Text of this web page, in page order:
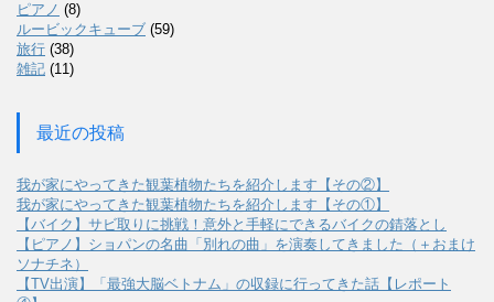
ピアノ (8)
ルービックキューブ (59)
旅行 (38)
雑記 (11)
最近の投稿
我が家にやってきた観葉植物たちを紹介します【その②】
我が家にやってきた観葉植物たちを紹介します【その①】
【バイク】サビ取りに挑戦！意外と手軽にできるバイクの錆落とし
【ピアノ】ショパンの名曲「別れの曲」を演奏してきました（＋おまけ
ソナチネ）
【TV出演】「最強大脳ベトナム」の収録に行ってきた話【レポート